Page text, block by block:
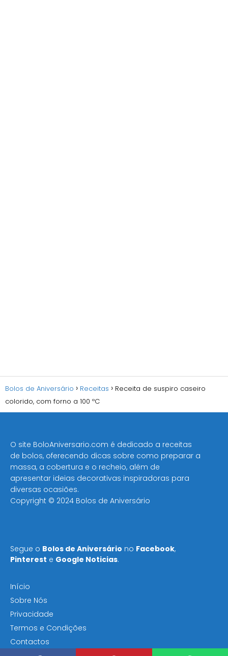
Bolos de Aniversário Receitas
Receita de suspiro caseiro
colorido, com forno a 100 ºC
O site BoloAniversario.com é dedicado a receitas
de bolos, oferecendo dicas sobre como preparar a
massa, a cobertura e o recheio, além de
apresentar ideias decorativas inspiradoras para
diversas ocasiões​.
Copyright © 2024 Bolos de Aniversário
Segue o Bolos de Aniversário no Facebook,
Pinterest e Google Noticias.
Início
Sobre Nós
Privacidade
Termos e Condições
Contactos